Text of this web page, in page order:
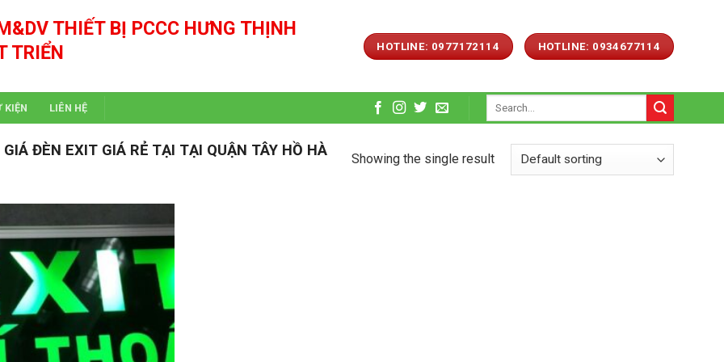
THIẾT BỊ PCCC HƯNG THỊNH
TRIỂN
HOTLINE: 0977172114 HOTLINE: 0934677114
KIỆN LIÊN HỆ
GIÁ ĐÈN EXIT GIÁ RẺ TẠI TẠI QUẬN TÂY HỒ HÀ
Showing the single result